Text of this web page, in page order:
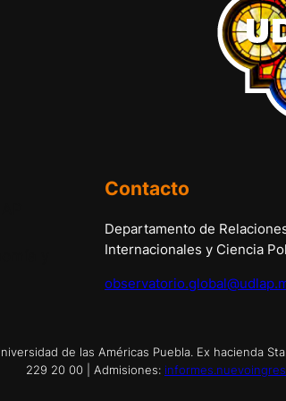
Contacto
Departamento de
Internacionales y Ciencia
de las Américas Puebla. Ex hacienda
229 20 00 | Admisiones: